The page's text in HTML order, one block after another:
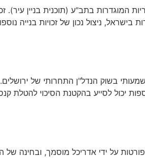
בתב"ע (תוכנית בניין עיר).
ניצול נכון של זכויות בנייה
בשוק הנדל"ן התחרותי של
יכול לסייע בהקטנת הסיכוי להטלת
על ידי אדריכל מוסמך, ובחינה של